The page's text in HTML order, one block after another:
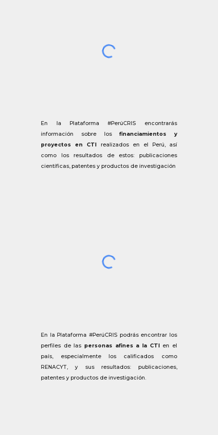
En la Plataforma #PerúCRIS encontrarás
información sobre losfinanciamientos y
proyectos en CTI
realizados en el Perú, así
como los resultados de estos: publicaciones
científicas, patentes y productos de investigación
En la Plataforma #PerúCRIS podrás encontrar los
perfiles de las personas afines a la CTI
en el
país, especialmente los calificados como
RENACYT, y sus resultados: publicaciones,
patentes y productos de investigación.